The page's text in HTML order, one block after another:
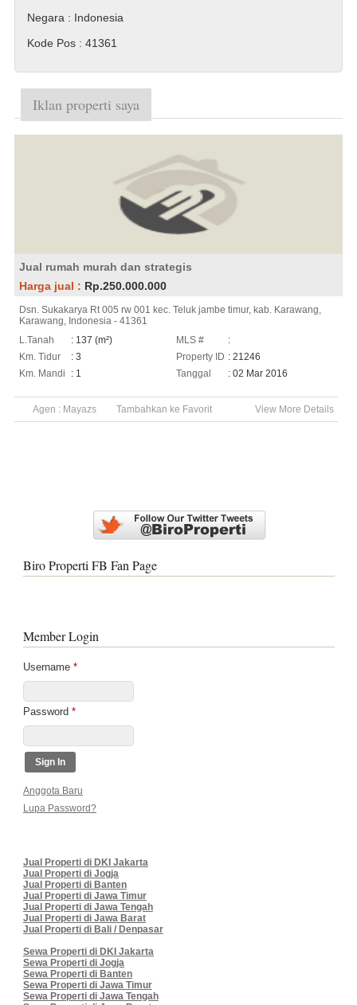
Negara : Indonesia
Kode Pos: 41361
Iklan properti saya
Jual rumah murah dan strategis
Harga jual : Rp.250.000.000
Dsn. Sukakarya Rt 005 rw 001 kec. Teluk jambe timur, kab. Karawang,
Karawang, Indonesia - 41361
L.Tanah
: 137 (m²)
Km. Tidur
: 3
Km. Mandi
: 1
MLS #
:
Property ID : 21246
Tanggal
: 02 Mar 2016
Agen : Mayazs Tambahkan ke Favorit View More Details
Biro Properti FB Fan Page
Member Login
Username *
Password *
Anggota Baru
Lupa Password?
Jual Properti di DKI Jakarta
Jual Properti di Jogja
Jual Properti di Banten
Jual Properti di Jawa Timur
Jual Properti di Jawa Tengah
Jual Properti di Jawa Barat
Jual Properti di Bali / Denpasar
Sewa Properti di DKI Jakarta
Sewa Properti di Jogja
Sewa Properti di Banten
Sewa Properti di Jawa Timur
Sewa Properti di Jawa Tengah